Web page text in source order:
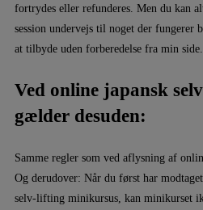
fortrydes eller refunderes. Men du kan
session undervejs til noget der fungerer
at tilbyde uden forberedelse fra min side.
Ved online japansk
gælder desuden:
Samme regler som ved aflysning af
Og derudover: Når du først har
selv-lifting minikursus, kan minikurset